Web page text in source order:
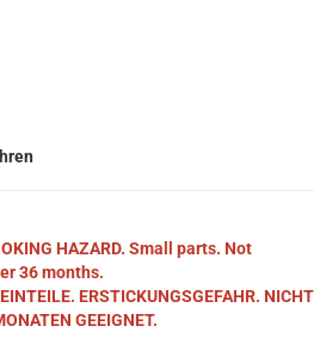
HAZARD. Small parts. Not
36 months.
ERSTICKUNGSGEFAHR. NICHT
GEEIGNET.